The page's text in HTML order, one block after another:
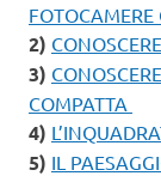
FOTOCAMERE
2)
3)
COMPATTA
4)
5) IL